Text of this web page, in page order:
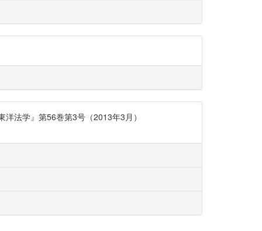
法学』第56巻第3号（2013年3月）